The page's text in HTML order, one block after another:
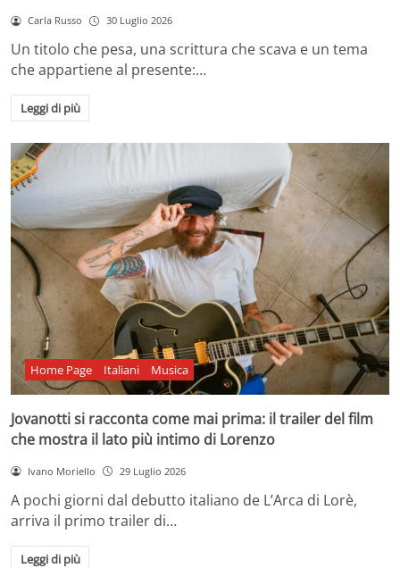
Carla Russo 30 Luglio 2026
Un titolo che pesa, una scrittura che scava e un tema
che appartiene al presente:…
Leggi di più
Home Page Italiani Musica
Jovanotti si racconta come mai prima: il trailer del film
che mostra il lato più intimo di Lorenzo
Ivano Moriello 29 Luglio 2026
A pochi giorni dal debutto italiano de L’Arca di Lorè,
arriva il primo trailer di…
Leggi di più